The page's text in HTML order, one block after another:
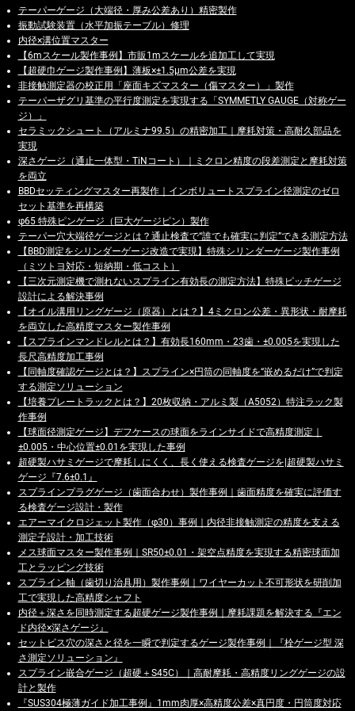
テーパーゲージ（大端径・厚み公差あり）精密製作
振動試験装置（水平加振テーブル）修理
内径×溝位置マスター
【6mスケール製作事例】市販1mスケールを追加工して実現
【超硬巾ゲージ製作事例】薄板×±1.5μm公差を実現
非接触測定器の校正用「座面キズマスター（傷マスター）」製作
テーパーザグリ基準の平行度測定を実現する「SYMMETLY GAUGE（対称ゲー
ジ）」
セラミックシュート（アルミナ99.5）の精密加工｜摩耗対策・高耐久部品を
実現
深さゲージ（通止一体型・TiNコート）｜ミクロン精度の段差測定と摩耗対策
を両立
BBDセッティングマスター再製作｜インボリュートスプライン径測定のゼロ
セット基準を再構築
φ65 特殊ピンゲージ（巨大ゲージピン）製作
テーパー穴大端径ゲージとは？通止検査で“誰でも確実に判定”できる測定方法
【BBD測定をシリンダーゲージ改造で実現】特殊シリンダーゲージ製作事例
（ミツトヨ対応・短納期・低コスト）
【三次元測定機で測れないスプライン有効長の測定方法】特殊ピッチゲージ
設計による解決事例
【オイル溝用リングゲージ（原器）とは？】4ミクロン公差・異形状・耐摩耗
を両立した高精度マスター製作事例
【スプラインマンドレルとは？】有効長160mm・23歯・±0.005を実現した
長尺高精度加工事例
【同軸度確認ゲージとは？】スプライン×円筒の同軸度を“嵌めるだけ”で判定
する測定ソリューション
【培養プレートラックとは？】20枚収納・アルミ製（A5052）特注ラック製
作事例
【球面径測定ゲージ】デフケースの球面をラインサイドで高精度測定｜
±0.005・中心位置±0.01を実現した事例
超硬製ハサミゲージで摩耗しにくく、長く使える検査ゲージを|超硬製ハサミ
ゲージ『7.6±0.1』
スプラインプラグゲージ（歯面合わせ）製作事例｜歯面精度を確実に評価す
る検査ゲージ設計・製作
エアーマイクロジェット製作（φ30）事例｜内径非接触測定の精度を支える
測定子設計・加工技術
メス球面マスター製作事例｜SR50±0.01・架空点精度を実現する精密球面加
工とラッピング技術
スプライン軸（歯切り治具用）製作事例｜ワイヤーカット不可形状を研削加
工で実現した高精度シャフト
内径＋深さを同時測定する超硬ゲージ製作事例｜摩耗課題を解決する『エン
ド内径×深さゲージ』
セットビス穴の深さと径を一瞬で判定するゲージ製作事例｜『栓ゲージ型 深
さ測定ソリューション』
スプライン嵌合ゲージ（超硬＋S45C）｜高耐摩耗・高精度リングゲージの設
計と製作
『SUS304極薄ガイド加工事例』1mm肉厚×高精度公差×真円度・円筒度対応